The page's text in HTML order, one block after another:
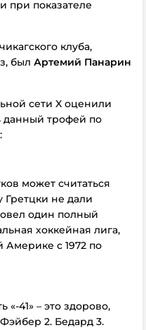
при показателе
клуба,
был Артемий Панарин
сети X оценили
данный трофей по
может считаться
Гретцки не дали
один полный
хоккейная лига,
с 1972 по
«-41» – это здорово,
Фэйбер 2. Бедард 3.